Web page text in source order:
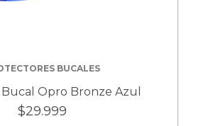
BUCALES
Opro Bronze Azul
$29.999